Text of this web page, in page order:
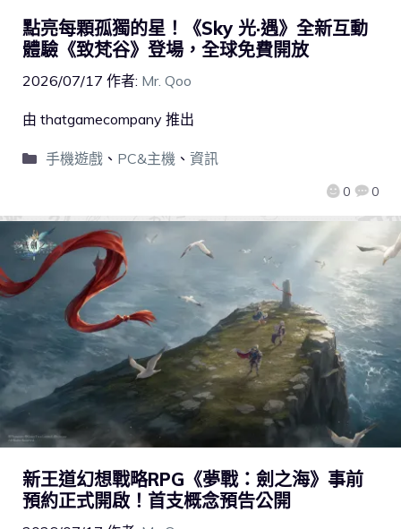
點亮每顆孤獨的星！《Sky 光·遇》全新互動
體驗《致梵谷》登場，全球免費開放
2026/07/17 作者: Mr. Qoo
0 0
由 thatgamecompany 推出
手機遊戲、 PC&主機、 資訊
新王道幻想戰略RPG《夢戰：劍之海》事前
預約正式開啟！首支概念預告公開